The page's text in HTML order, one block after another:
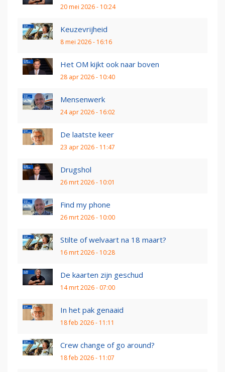
20 mei 2026 - 10:24
Keuzevrijheid
8 mei 2026 - 16:16
Het OM kijkt ook naar boven
28 apr 2026 - 10:40
Mensenwerk
24 apr 2026 - 16:02
De laatste keer
23 apr 2026 - 11:47
Drugshol
26 mrt 2026 - 10:01
Find my phone
26 mrt 2026 - 10:00
Stilte of welvaart na 18 maart?
16 mrt 2026 - 10:28
De kaarten zijn geschud
14 mrt 2026 - 07:00
In het pak genaaid
18 feb 2026 - 11:11
Crew change of go around?
18 feb 2026 - 11:07